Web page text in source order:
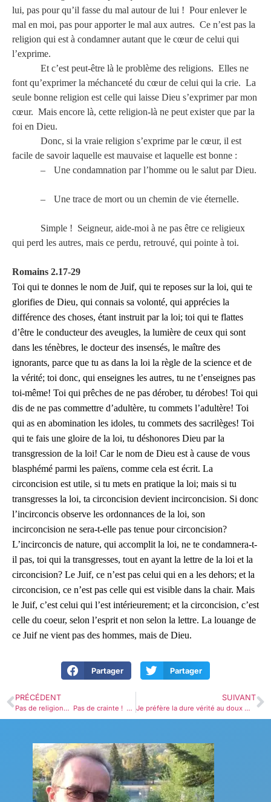
lui, pas pour qu’il fasse du mal autour de lui ! Pour enlever le
mal en moi, pas pour apporter le mal aux autres. Ce n’est pas la
religion qui est à condamner autant que le cœur de celui qui
l’exprime.
Et c’est peut-être là le problème des religions. Elles ne
font qu’exprimer la méchanceté du cœur de celui qui la crie. La
seule bonne religion est celle qui laisse Dieu s’exprimer par mon
cœur. Mais encore là, cette religion-là ne peut exister que par la
foi en Dieu.
Donc, si la vraie religion s’exprime par le cœur, il est
facile de savoir laquelle est mauvaise et laquelle est bonne :
–
Une condamnation par l’homme ou le salut par Dieu.
– Une trace de mort ou un chemin de vie éternelle.
Simple ! Seigneur, aide-moi à ne pas être ce religieux
qui perd les autres, mais ce perdu, retrouvé, qui pointe à toi.
Romains 2.17-29
Toi qui te donnes le nom de Juif, qui te reposes sur la loi, qui te
glorifies de Dieu, qui connais sa volonté, qui apprécies la
différence des choses, étant instruit par la loi; toi qui te flattes
d’être le conducteur des aveugles, la lumière de ceux qui sont
dans les ténèbres, le docteur des insensés, le maître des
ignorants, parce que tu as dans la loi la règle de la science et de
la vérité; toi donc, qui enseignes les autres, tu ne t’enseignes pas
toi-même! Toi qui prêches de ne pas dérober, tu dérobes! Toi qui
dis de ne pas commettre d’adultère, tu commets l’adultère! Toi
qui as en abomination les idoles, tu commets des sacrilèges! Toi
qui te fais une gloire de la loi, tu déshonores Dieu par la
transgression de la loi! Car le nom de Dieu est à cause de vous
blasphémé parmi les païens, comme cela est écrit. La
circoncision est utile, si tu mets en pratique la loi; mais si tu
transgresses la loi, ta circoncision devient incirconcision. Si donc
l’incirconcis observe les ordonnances de la loi, son
incirconcision ne sera-t-elle pas tenue pour circoncision?
L’incirconcis de nature, qui accomplit la loi, ne te condamnera-t-
il pas, toi qui la transgresses, tout en ayant la lettre de la loi et la
circoncision? Le Juif, ce n’est pas celui qui en a les dehors; et la
circoncision, ce n’est pas celle qui est visible dans la chair. Mais
le Juif, c’est celui qui l’est intérieurement; et la circoncision, c’est
celle du coeur, selon l’esprit et non selon la lettre. La louange de
ce Juif ne vient pas des hommes, mais de Dieu.
Partager Partager
PRÉCÉDENT
Pas de religion… Pas de crainte ! Romains 2.1-16￼
SUIVANT
Je préfère la dure vérité au doux mensonge! Romains 3.1-20￼